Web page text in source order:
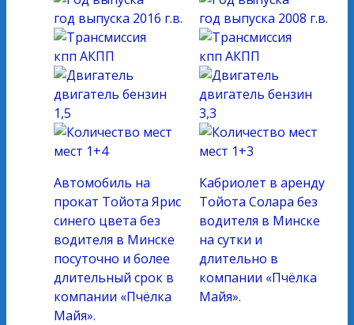
год выпуска 2016 г.в.
кпп АКПП
двигатель бензин
1,5
мест 1+4
Автомобиль на
прокат Тойота Ярис
синего цвета без
водителя в Минске
посуточно и более
длительный срок в
компании «Пчёлка
Майя».
год выпуска 2008 г.в.
кпп АКПП
двигатель бензин
3,3
мест 1+3
Кабриолет в аренду
Тойота Солара без
водителя в Минске
на сутки и
длительно в
компании «Пчёлка
Майя».